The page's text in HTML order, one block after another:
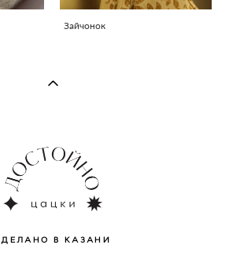
Зайчонок
В КАЗАНИ